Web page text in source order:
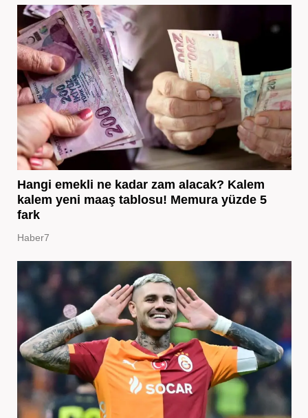
Hangi emekli ne kadar zam alacak? Kalem
kalem yeni maaş tablosu! Memura yüzde 5
fark
Haber7